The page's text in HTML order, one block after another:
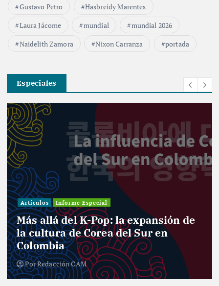
Gustavo Petro
Hasbreidy Marentes
Laura Jácome
mundial
mundial 2026
Naidelith Zamora
Nixon Carranza portada
Especiales
Artículos Informe Especial
Más allá del K-Pop: la expansión de
la cultura de Corea del Sur en
Colombia
PorRedacción CAM